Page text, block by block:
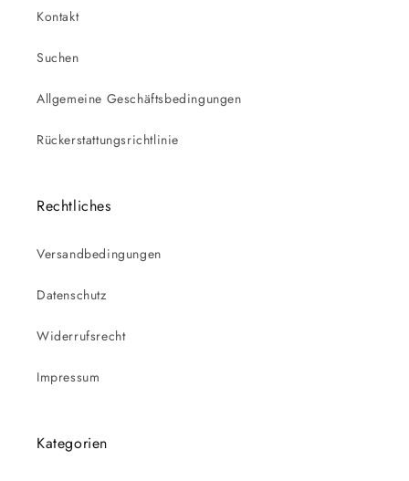
Kontakt
Suchen
Allgemeine Geschäftsbedingungen
Rückerstattungsrichtlinie
Rechtliches
Versandbedingungen
Datenschutz
Widerrufsrecht
Impressum
Kategorien